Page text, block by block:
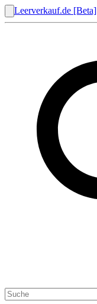
Leerverkauf.de [Beta]